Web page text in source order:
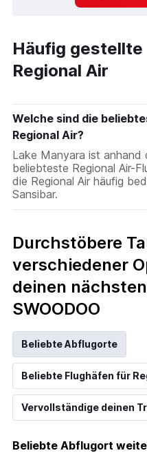
Häufig gestellte
Regional Air
Welche sind die
Regional Air?
Lake Manyara ist anhand
beliebteste Regional Air-
die Regional Air häufig
Sansibar.
Durchstöbere
verschiedener
deinen
SWOODOO
Beliebte Abflugorte
Beliebte Flughäfen für
Vervollständige deinen
Beliebte Abflugort